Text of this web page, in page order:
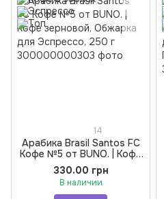
14
Арабика Brasil Santos FC
Кофе №5 от BUNO. | Кофе
зерновой, Обжарка для
Эспрессо, 250 г
330.00 грн
В наличии